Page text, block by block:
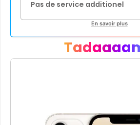
Pas de service additionel
En savoir plus